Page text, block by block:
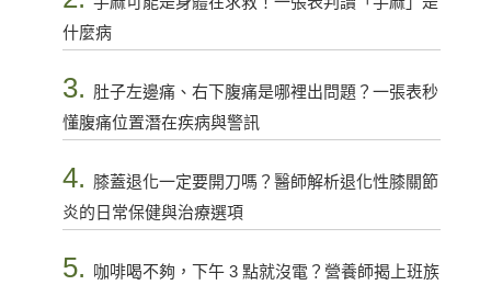
什麼病
3. 肚子左邊痛、右下腹痛是哪裡出問題？一張表秒
懂腹痛位置潛在疾病與警訊
4. 膝蓋退化一定要開刀嗎？醫師解析退化性膝關節
炎的日常保健與治療選項
5.
咖啡喝不夠，下午 3 點就沒電？營養師揭上班族